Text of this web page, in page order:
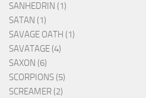
SANHEDRIN (1)
SATAN (1)
SAVAGE OATH (1)
SAVATAGE (4)
SAXON (6)
SCORPIONS (5)
SCREAMER (2)